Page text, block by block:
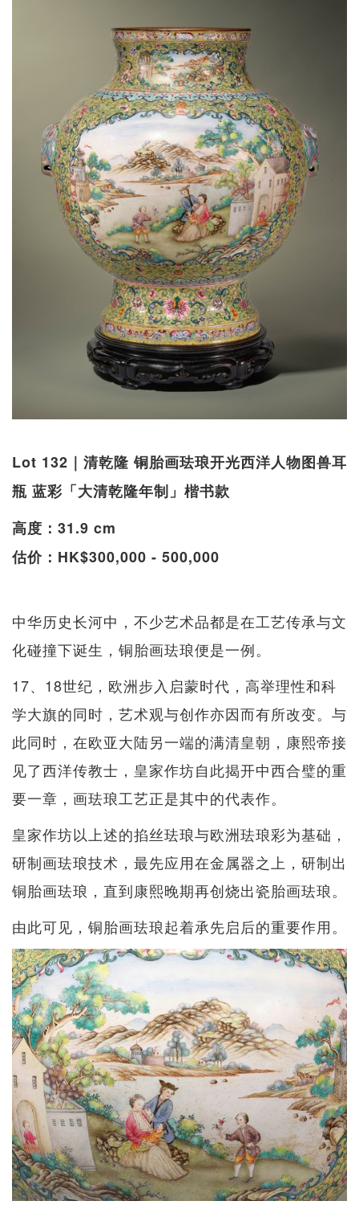
Lot 132｜清乾隆 铜胎画珐琅开光西洋人物图兽耳
瓶 蓝彩「大清乾隆年制」楷书款
高度：31.9 cm
估价：HK$300,000 - 500,000
中华历史长河中，不少艺术品都是在工艺传承与文
化碰撞下诞生，铜胎画珐琅便是一例。
17、18世纪，欧洲步入启蒙时代，高举理性和科
学大旗的同时，艺术观与创作亦因而有所改变。与
此同时，在欧亚大陆另一端的满清皇朝，康熙帝接
见了西洋传教士，皇家作坊自此揭开中西合璧的重
要一章，画珐琅工艺正是其中的代表作。
皇家作坊以上述的掐丝珐琅与欧洲珐琅彩为基础，
研制画珐琅技术，最先应用在金属器之上，研制出
铜胎画珐琅，直到康熙晚期再创烧出瓷胎画珐琅。
由此可见，铜胎画珐琅起着承先启后的重要作用。